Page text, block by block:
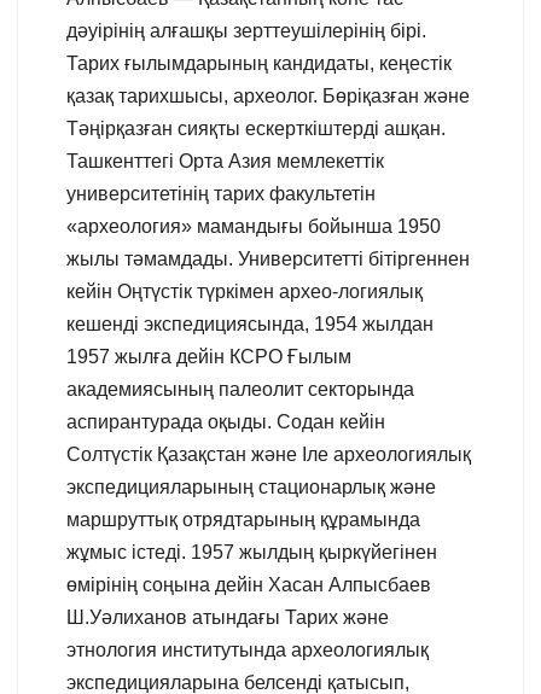
дәуірінің алғашқы зерттеушілерінің бірі.
Тарих ғылымдарының кандидаты, кеңестік
қазақ тарихшысы, археолог. Бөріқазған және
Тәңірқазған сияқты ескерткіштерді ашқан.
Ташкенттегі Орта Азия мемлекеттік
университетінің тарих факультетін
«археология» мамандығы бойынша 1950
жылы тәмамдады. Университетті бітіргеннен
кейін Оңтүстік түркімен архео-логиялық
кешенді экспедициясында, 1954 жылдан
1957 жылға дейін КСРО Ғылым
академиясының палеолит секторында
аспирантурада оқыды. Содан кейін
Солтүстік Қазақстан және Іле археологиялық
экспедицияларының стационарлық және
маршруттық отрядтарының құрамында
жұмыс істеді. 1957 жылдың қыркүйегінен
өмірінің соңына дейін Хасан Алпысбаев
Ш.Уәлиханов атындағы Тарих және
этнология институтында археологиялық
экспедицияларына белсенді қатысып,